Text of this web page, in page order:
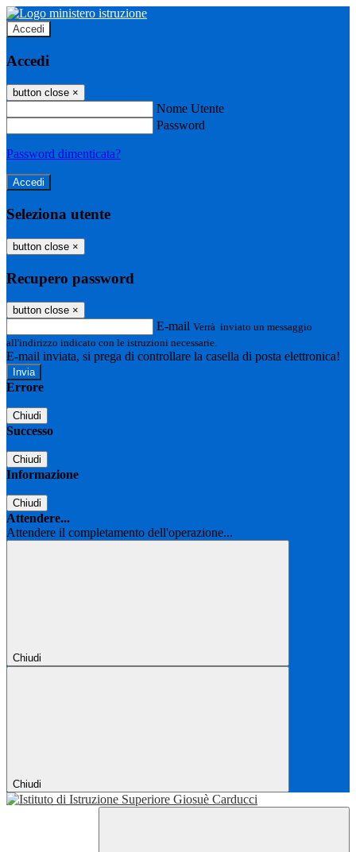
Accedi
Accedi
button close ×
Nome Utente
Password
Password dimenticata?
Seleziona utente
button close ×
Recupero password
button close ×
E-mail Verrà inviato un messaggio
all'indirizzo indicato con le istruzioni necessarie.
E-mail inviata, si prega di controllare la casella di posta elettronica!
Errore
Chiudi
Successo
Chiudi
Informazione
Chiudi
Attendere...
Attendere il completamento dell'operazione...
Chiudi
Chiudi